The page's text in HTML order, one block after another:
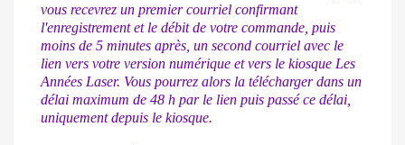
vous recevrez un premier courriel confirmant
l'enregistrement et le débit de votre commande, puis
moins de 5 minutes après, un second courriel avec le
lien vers votre version numérique et vers le kiosque Les
Années Laser. Vous pourrez alors la télécharger dans un
délai maximum de 48 h par le lien puis passé ce délai,
uniquement depuis le kiosque.